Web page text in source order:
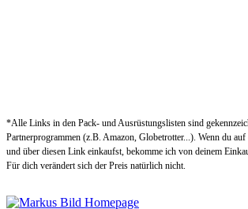
*Alle Links in den Pack- und Ausrüstungslisten sind
Partnerprogrammen (z.B. Amazon, Globetrotter...). Wenn du
und über diesen Link einkaufst, bekomme ich von deinem
Für dich verändert sich der Preis natürlich nicht.